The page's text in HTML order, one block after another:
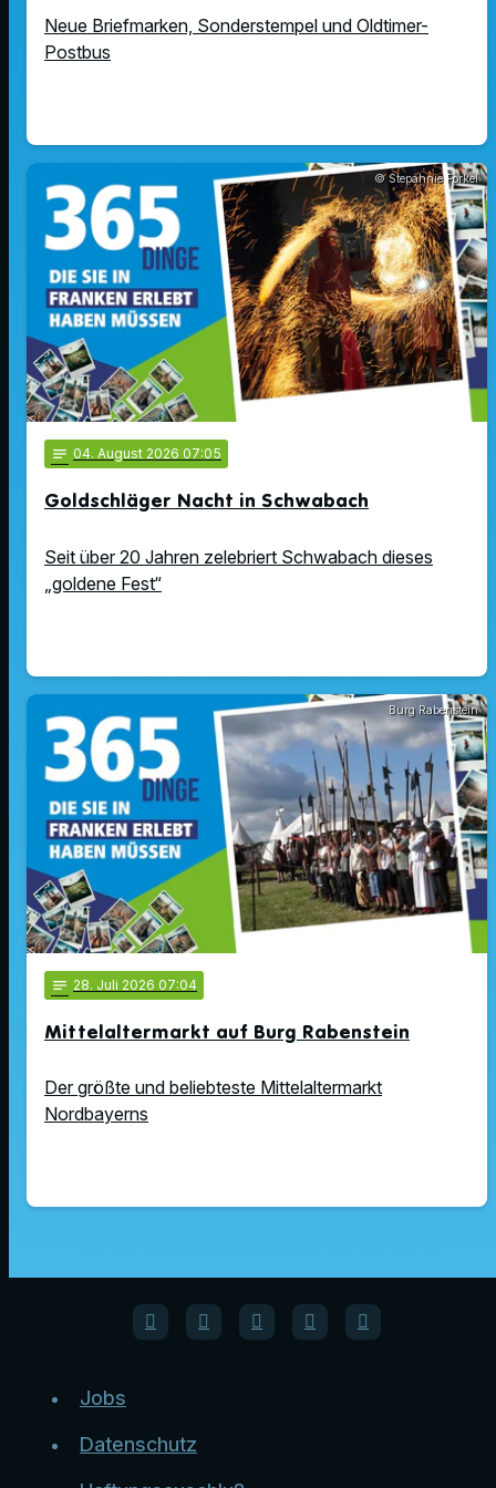
Neue Briefmarken, Sonderstempel und Oldtimer-
Postbus
© Stepahnie Forkel
notes 04. August 2026 07:05
Goldschläger Nacht in Schwabach
Seit über 20 Jahren zelebriert Schwabach dieses
„goldene Fest“
Burg Rabenstein
notes 28. Juli 2026 07:04
Mittelaltermarkt auf Burg Rabenstein
Der größte und beliebteste Mittelaltermarkt
Nordbayerns
Jobs
Datenschutz